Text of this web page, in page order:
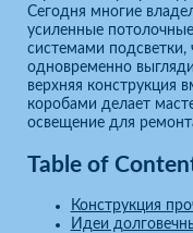
Сегодня многие
усиленные
системами подсветки,
одновременно
верхняя конструкция
коробами делает
освещение для
Table of
Конструкция
Идеи